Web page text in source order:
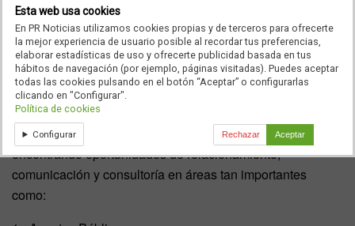
estudios en Farmacología además de un MBA y PhD en
Salud Pública, la nueva Directora se Salud de la región
Andina atenderá los retos de las empresas del sector
salud de la región. Entre ellos el recopilar y entender datos
de participación digital de médicos, pacientes y otras
comunidades. Siempre y cuando permitan identificar
patrones de comportamiento o respuesta. Además
encontrando oportunidades de relacionamiento,
comunicación y consultoría en áreas tan importantes
como:
Esta web usa cookies
En PR Noticias utilizamos cookies propias y de terceros para ofrecerte
la mejor experiencia de usuario posible al recordar tus preferencias,
elaborar estadísticas de uso y ofrecerte publicidad basada en tus
hábitos de navegación (por ejemplo, páginas visitadas). Puedes aceptar
todas las cookies pulsando en el botón “Aceptar” o configurarlas
clicando en "Configurar".
Política de cookies
Configurar Rechazar Aceptar